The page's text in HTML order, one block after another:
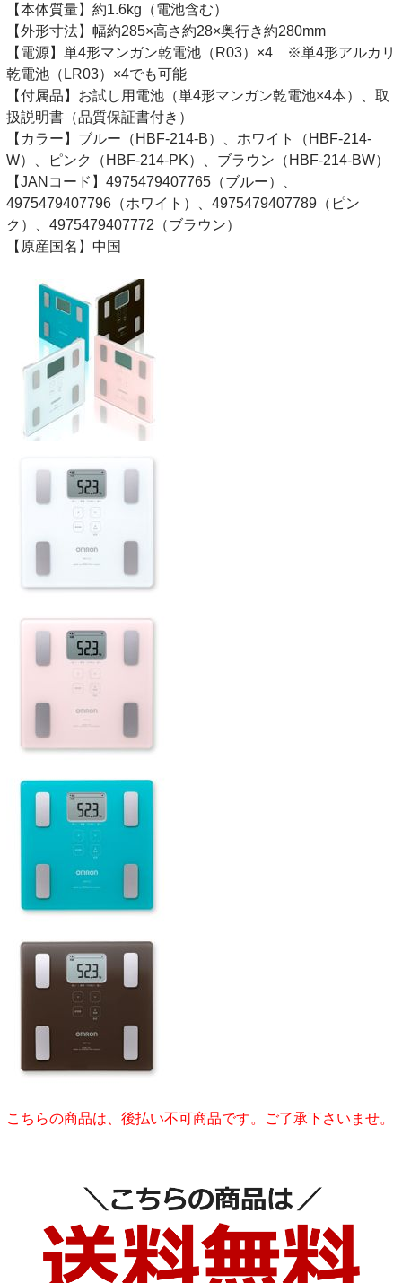
【本体質量】約1.6kg（電池含む）
【外形寸法】幅約285×高さ約28×奥行き約280mm
【電源】単4形マンガン乾電池（R03）×4 ※単4形アルカリ
乾電池（LR03）×4でも可能
【付属品】お試し用電池（単4形マンガン乾電池×4本）、取
扱説明書（品質保証書付き）
【カラー】ブルー（HBF-214-B）、ホワイト（HBF-214-
W）、ピンク（HBF-214-PK）、ブラウン（HBF-214-BW）
【JANコード】4975479407765（ブルー）、
4975479407796（ホワイト）、4975479407789（ピン
ク）、4975479407772（ブラウン）
【原産国名】中国
こちらの商品は、後払い不可商品です。ご了承下さいませ。